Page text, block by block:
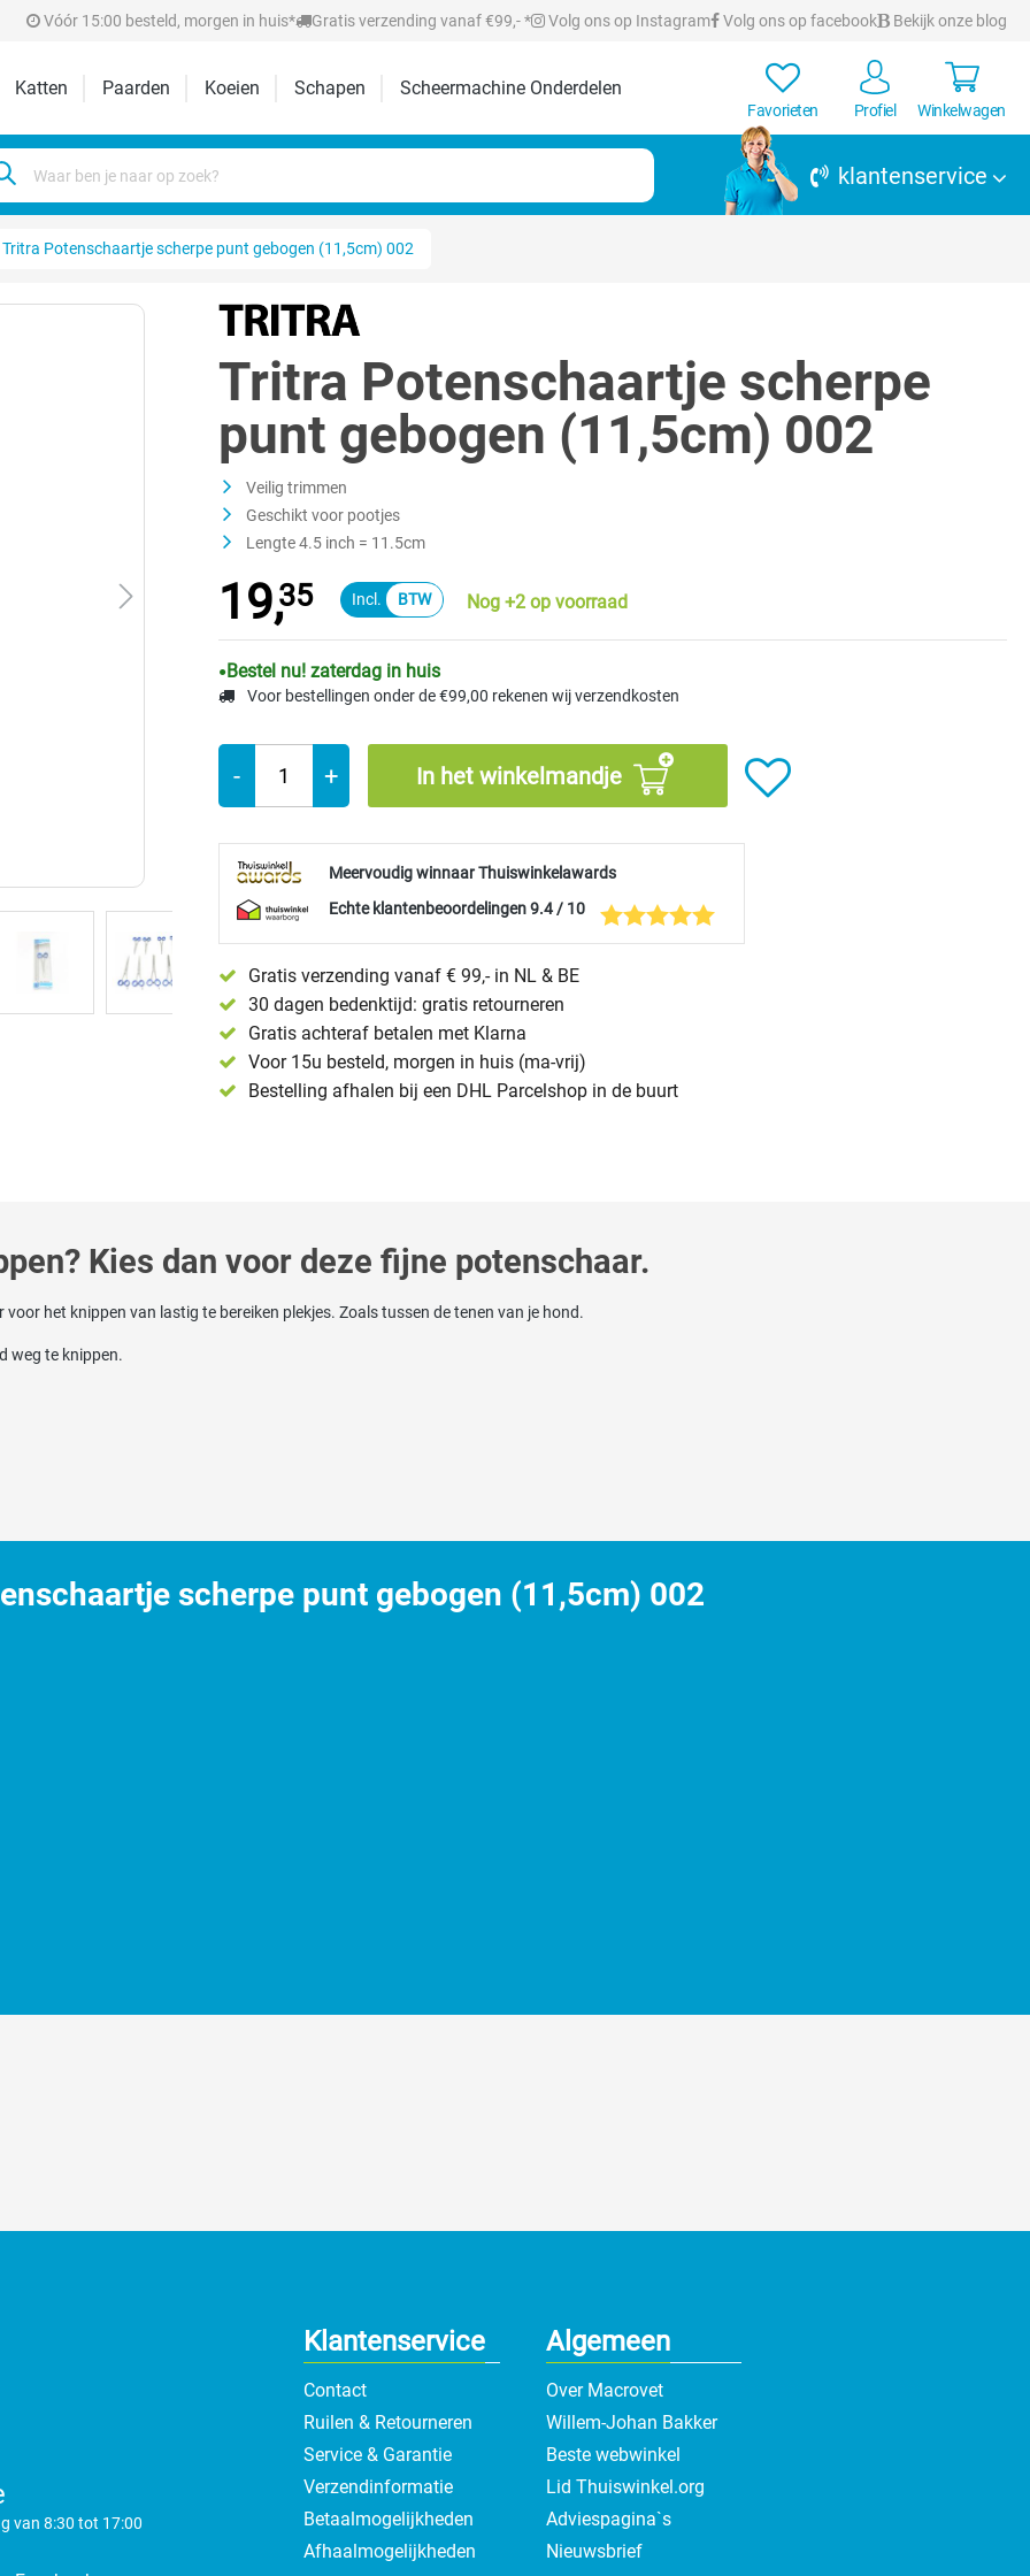
Vóór 15:00 besteld, morgen in huis* Gratis verzending vanaf €99,- * Volg ons op Instagram Volg ons op facebook Bekijk onze blog
Katten Paarden Koeien Schapen Scheermachine Onderdelen
Favorieten Profiel Winkelwagen
klantenservice
Tritra Potenschaartje scherpe punt gebogen (11,5cm) 002
Tritra Potenschaartje scherpe
punt gebogen (11,5cm) 002
Veilig trimmen
Geschikt voor pootjes
Lengte 4.5 inch = 11.5cm
19,35 Nog +2 op voorraad
Bestel nu! zaterdag in huis
Voor bestellingen onder de €99,00 rekenen wij verzendkosten
- + In het winkelmandje
Meervoudig winnaar Thuiswinkelawards
Echte klantenbeoordelingen 9.4 / 10
Gratis verzending vanaf € 99,- in NL & BE
30 dagen bedenktijd: gratis retourneren
Gratis achteraf betalen met Klarna
Voor 15u besteld, morgen in huis (ma-vrij)
Bestelling afhalen bij een DHL Parcelshop in de buurt
Kies dan voor deze fijne potenschaar.
het knippen van lastig te bereiken plekjes. Zoals tussen de tenen van je hond.
weg te knippen.
scherpe punt gebogen (11,5cm) 002
Klantenservice
Contact
Ruilen & Retourneren
Service & Garantie
Verzendinformatie
Betaalmogelijkheden
Afhaalmogelijkheden
Algemeen
Over Macrovet
Willem-Johan Bakker
Beste webwinkel
Lid Thuiswinkel.org
Adviespagina`s
Nieuwsbrief
van 8:30 tot 17:00